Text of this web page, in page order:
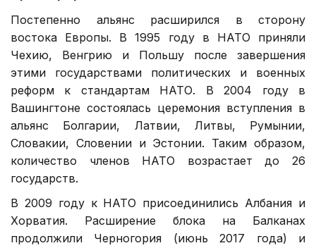
Постепенно альянс расширился в сторону
востока Европы. В 1995 году в НАТО приняли
Чехию, Венгрию и Польшу после завершения
этими государствами политических и военных
реформ к стандартам НАТО. В 2004 году в
Вашингтоне состоялась церемония вступления в
альянс Болгарии, Латвии, Литвы, Румынии,
Словакии, Словении и Эстонии. Таким образом,
количество членов НАТО возрастает до 26
государств.
В 2009 году к НАТО присоединились Албания и
Хорватия. Расширение блока на Балканах
продолжили Черногория (июнь 2017 года) и